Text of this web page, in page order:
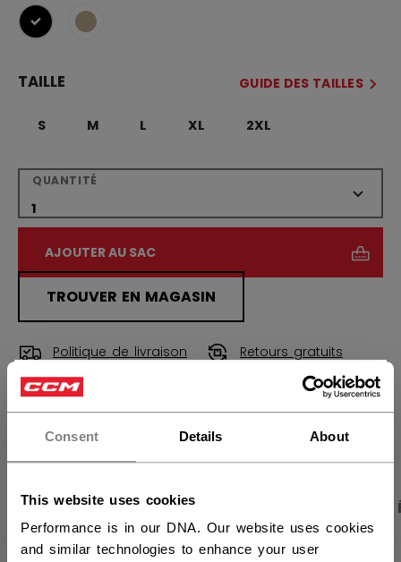
Consent Details About
This website uses cookies
Performance is in our DNA. Our website uses cookies
and similar technologies to enhance your user
Vous souhaitez expédier des
produits aux États-Unis ?
sélectionné
TAILLE GUIDE DES TAILLES
S M L XL 2XL
QUANTITÉ
AJOUTER AU SAC
TROUVER EN MAGASIN
Politique de livraison Retours gratuits
PHOTOS DU PRODUIT